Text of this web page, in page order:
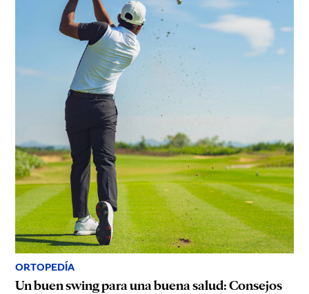
ORTOPEDÍA
Un buen swing para una buena salud: Consejos